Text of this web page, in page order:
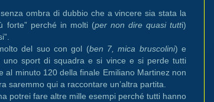
ombra di dubbio che a vincere sia stata la
forte” perché in molti (per non dire quasi tutti)
del suo con gol (ben 7, mica bruscolini) e
uno sport di squadra e si vince e si perde tutti
minuto 120 della finale Emiliano Martinez non
saremmo qui a raccontare un’altra partita.
potrei fare altre mille esempi perché tutti hanno